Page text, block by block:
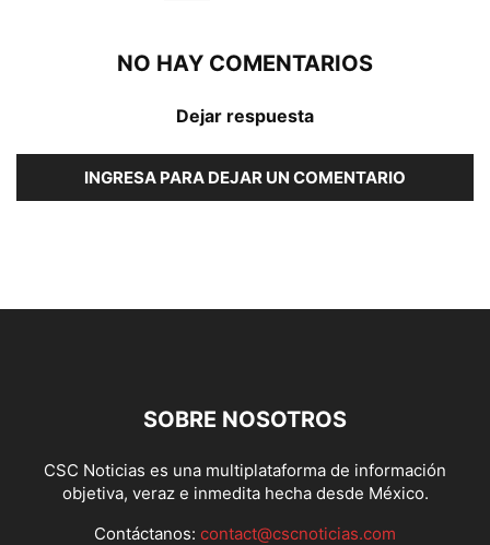
NO HAY COMENTARIOS
Dejar respuesta
INGRESA PARA DEJAR UN COMENTARIO
SOBRE NOSOTROS
CSC Noticias es una multiplataforma de información
objetiva, veraz e inmedita hecha desde México.
Contáctanos: contact@cscnoticias.com